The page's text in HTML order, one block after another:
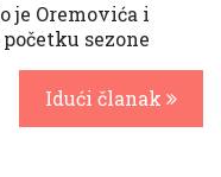
je Oremovića i
sezone
Idući članak